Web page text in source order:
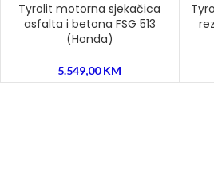
Tyrolit motorna sjekačica
asfalta i betona FSG 513
(Honda)
5.549,00KM